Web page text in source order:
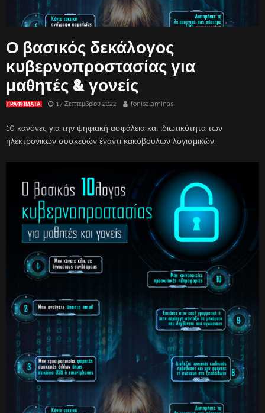
Ο βασικός δεκάλογος
κυβερνοπροστασίας για
μαθητές & γονείς
ΓΡΑΦΗΜΑΤΑ 17 Σεπτεμβρίου 2022 fonisalaminas
10 κανόνες για την ψηφιακή ασφάλεια και ιδιωτικότητα των
ηλεκτρονικών συσκευών έναντι κακόβουλων λογισμικών.